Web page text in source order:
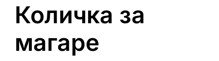
Количка за
магаре